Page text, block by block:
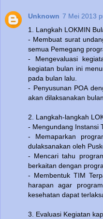
Unknown 7 Mei 2013
1. Langkah LOKMIN
- Membuat surat
semua Pemegang
- Mengevaluasi
kegiatan bulan ini
pada bulan lalu.
- Penyusunan POA
akan dilaksanakan
2. Langkah-langkah
- Mengundang Instansi
- Memaparkan
dulaksanakan oleh
- Mencari tahu
berkaitan dengan
- Membentuk TIM
harapan agar
kesehatan dapat
3. Evaluasi Kegiatan